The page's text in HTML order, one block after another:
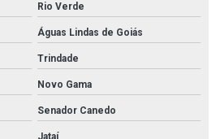
por adsorção
por adsorção orçamento
por refrigeração
Rio Verde
Águas Lindas de Goiás
Trindade
Novo Gama
Senador Canedo
Jataí